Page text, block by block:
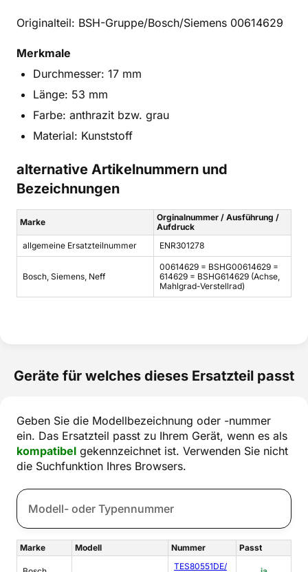
Originalteil: BSH-Gruppe/Bosch/Siemens 00614629
Merkmale
Durchmesser: 17 mm
Länge: 53 mm
Farbe: anthrazit bzw. grau
Material: Kunststoff
alternative Artikelnummern und
Bezeichnungen
Marke
Orginalnummer / Ausführung /
Aufdruck
allgemeine Ersatzteilnummer
ENR301278
Bosch, Siemens, Neff
00614629 = BSHG00614629 =
614629 = BSHG614629 (Achse,
Mahlgrad-Verstellrad)
Geräte für welches dieses Ersatzteil passt
Geben Sie die Modellbezeichnung oder -nummer
ein. Das Ersatzteil passt zu Ihrem Gerät, wenn es als
kompatibel gekennzeichnet ist. Verwenden Sie nicht
die Suchfunktion Ihres Browsers.
Marke Modell Nummer Passt
TES80551DE/